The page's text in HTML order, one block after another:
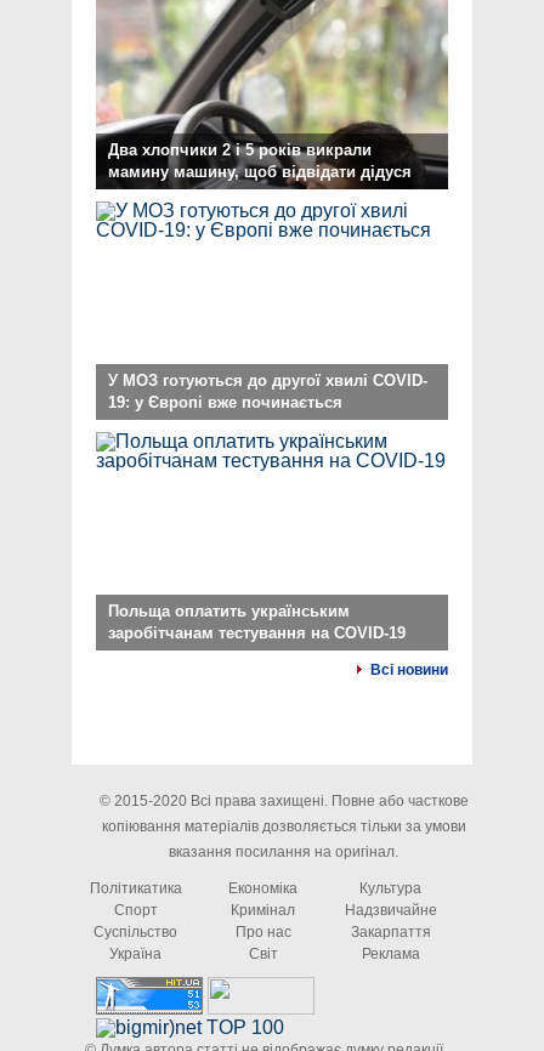
Два хлопчики 2 і 5 років викрали
мамину машину, щоб відвідати дідуся
У МОЗ готуються до другої хвилі COVID-
19: у Європі вже починається
Польща оплатить українським
заробітчанам тестування на COVID-19
Всі новини
© 2015-2020 Всі права захищені. Повне або часткове
копіювання матеріалів дозволяється тільки за умови
вказання посилання на оригінал.
Політикатика Економіка
Культура
Спорт
Кримінал
Надзвичайне
Суспільство
Про нас
Закарпаття
Україна
Світ Реклама